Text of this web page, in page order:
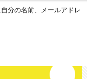
分の名前、メールアドレ